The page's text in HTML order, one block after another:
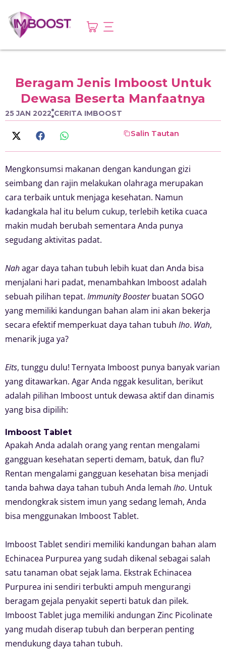
Beragam Jenis Imboost Untuk
Dewasa Beserta Manfaatnya
25 JAN 2022 CERITA IMBOOST
Salin Tautan
Mengkonsumsi makanan dengan kandungan gizi
seimbang dan rajin melakukan olahraga merupakan
cara terbaik untuk menjaga kesehatan. Namun
kadangkala hal itu belum cukup, terlebih ketika cuaca
makin mudah berubah sementara Anda punya
segudang aktivitas padat.
Nahagar daya tahan tubuh lebih kuat dan Anda bisa
menjalani hari padat, menambahkan Imboost adalah
sebuah pilihan tepat. Immunity Boosterbuatan SOGO
yang memiliki kandungan bahan alam ini akan bekerja
secara efektif memperkuat daya tahan tubuh lho. Wah,
menarik juga ya?
Eits, tunggu dulu! Ternyata Imboost punya banyak varian
yang ditawarkan. Agar Anda nggak kesulitan, berikut
adalah pilihan Imboost untuk dewasa aktif dan dinamis
yang bisa dipilih:
Imboost Tablet
Apakah Anda adalah orang yang rentan mengalami
gangguan kesehatan seperti demam, batuk, dan flu?
Rentan mengalami gangguan kesehatan bisa menjadi
tanda bahwa daya tahan tubuh Anda lemah lho. Untuk
mendongkrak sistem imun yang sedang lemah, Anda
bisa menggunakan Imboost Tablet.
Imboost Tablet sendiri memiliki kandungan bahan alam
Echinacea Purpurea yang sudah dikenal sebagai salah
satu tanaman obat sejak lama. Ekstrak Echinacea
Purpurea ini sendiri terbukti ampuh mengurangi
beragam gejala penyakit seperti batuk dan pilek.
Imboost Tablet juga memiliki andungan Zinc Picolinate
yang mudah diserap tubuh dan berperan penting
mendukung daya tahan tubuh.